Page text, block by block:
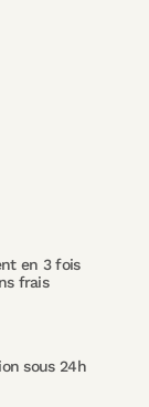
en 3 fois
frais
sous 24h